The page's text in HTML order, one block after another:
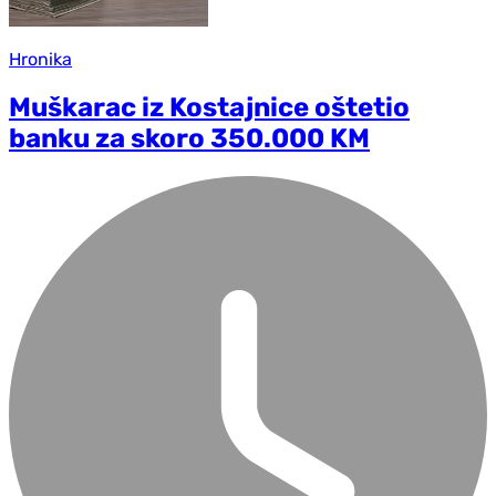
Hronika
Muškarac iz Kostajnice oštetio
banku za skoro 350.000 KM